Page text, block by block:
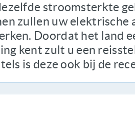
stroomsterkte
zullen uw elektrische
Doordat het land
kent zult u een
is deze ook bij de